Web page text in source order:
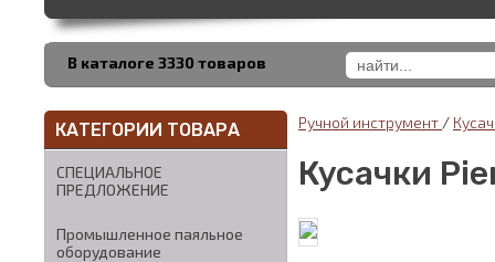
В каталоге 3330 товаров
КАТЕГОРИИ ТОВАРА
СПЕЦИАЛЬНОЕ
ПРЕДЛОЖЕНИЕ
Промышленное паяльное
оборудование
Ручной инструмент /
Кусачки